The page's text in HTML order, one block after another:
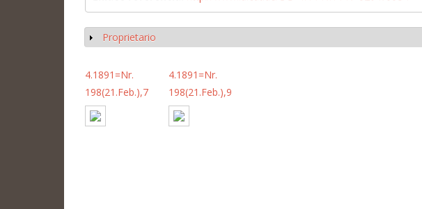
Mostrar
Proprietario
4.1891=Nr.
198(21.Feb.),7
4.1891=Nr.
198(21.Feb.),9